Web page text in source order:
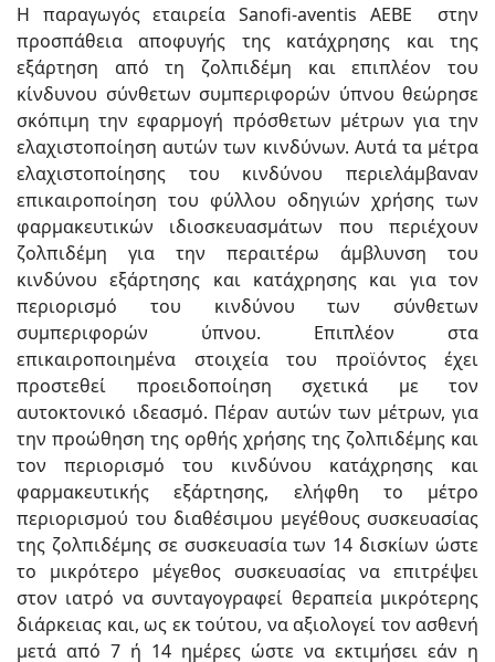
Η παραγωγός εταιρεία Sanofi-aventis ΑΕΒΕ στην
προσπάθεια αποφυγής της κατάχρησης και της
εξάρτηση από τη ζολπιδέμη και επιπλέον του
κίνδυνου σύνθετων συμπεριφορών ύπνου θεώρησε
σκόπιμη την εφαρμογή πρόσθετων μέτρων για την
ελαχιστοποίηση αυτών των κινδύνων. Αυτά τα μέτρα
ελαχιστοποίησης του κινδύνου περιελάμβαναν
επικαιροποίηση του φύλλου οδηγιών χρήσης των
φαρμακευτικών ιδιοσκευασμάτων που περιέχουν
ζολπιδέμη για την περαιτέρω άμβλυνση του
κινδύνου εξάρτησης και κατάχρησης και για τον
περιορισμό του κινδύνου των σύνθετων
συμπεριφορών ύπνου. Επιπλέον στα
επικαιροποιημένα στοιχεία του προϊόντος έχει
προστεθεί προειδοποίηση σχετικά με τον
αυτοκτονικό ιδεασμό. Πέραν αυτών των μέτρων, για
την προώθηση της ορθής χρήσης της ζολπιδέμης και
τον περιορισμό του κινδύνου κατάχρησης και
φαρμακευτικής εξάρτησης, ελήφθη το μέτρο
περιορισμού του διαθέσιμου μεγέθους συσκευασίας
της ζολπιδέμης σε συσκευασία των 14 δισκίων ώστε
το μικρότερο μέγεθος συσκευασίας να επιτρέψει
στον ιατρό να συνταγογραφεί θεραπεία μικρότερης
διάρκειας και, ως εκ τούτου, να αξιολογεί τον ασθενή
μετά από 7 ή 14 ημέρες ώστε να εκτιμήσει εάν η